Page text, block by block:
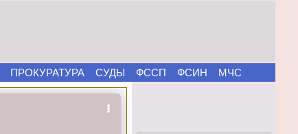
ПРОКУРАТУРА СУДЫ ФССП ФСИН МЧС